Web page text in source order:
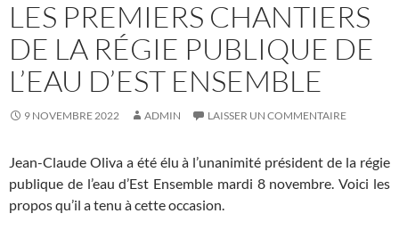
LES PREMIERS CHANTIERS
DE LA RÉGIE PUBLIQUE DE
L’EAU D’EST ENSEMBLE
9 NOVEMBRE 2022 ADMIN LAISSER UN COMMENTAIRE
Jean-Claude Oliva a été élu à l’unanimité président de la régie
publique de l’eau d’Est Ensemble mardi 8 novembre. Voici les
propos qu’il a tenu à cette occasion.